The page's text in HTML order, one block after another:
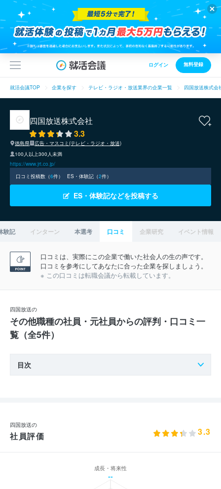
ログイン 無料登録
就活会議TOP 企業を探す テレビ・ラジオ・放送業界の企業一覧 四国放送株式会
四国放送株式会社
3.3
徳島県
広告・マスコミ(テレビ・ラジオ・放送)
100人以上300人未満
https://www.jrt.co.jp/
口コミ投稿数（6件） ES・体験記（2件）
ES・体験記などを投稿する
験記 インターン 本選考 口コミ 企業研究 イベント情報
口コミは、実際にこの企業で働いた社会人の生の声です。
口コミを参考にしてあなたに合った企業を探しましょう。
※ この口コミは転職会議から転載しています。
四国放送の
その他職種の社員・元社員からの評判・口コミ一
覧（全5件）
目次
四国放送の
社員評価 3.3
成長・将来性
--